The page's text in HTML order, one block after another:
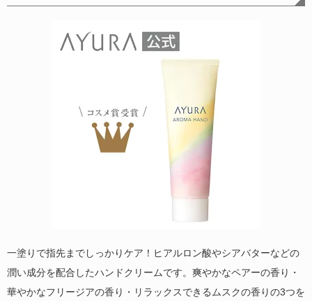
一塗りで指先までしっかりケア！ヒアルロン酸やシアバターなどの
潤い成分を配合したハンドクリームです。爽やかなペアーの香り・
華やかなフリージアの香り・リラックスできるムスクの香りの3つを